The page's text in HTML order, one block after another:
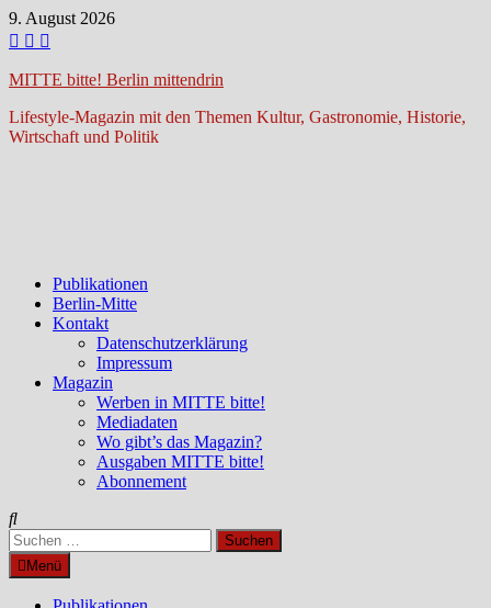
Zum
Inhalt
9. August 2026
MITTE bitte! Berlin mittendrin
Lifestyle-Magazin mit den Themen Kultur, Gastronomie, Historie,
Wirtschaft und Politik
Publikationen
Berlin-Mitte
Kontakt
Datenschutzerklärung
Impressum
Magazin
Werben in MITTE bitte!
Mediadaten
Wo gibt’s das Magazin?
Ausgaben MITTE bitte!
Abonnement
Suchen
nach:Menü